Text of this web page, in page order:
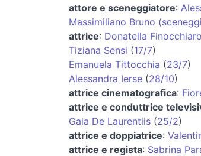
attore e sceneggiatore:
Massimiliano Bruno
attrice: Donatella Finocchiaro
Tiziana Sensi (17/7)
Emanuela Tittocchia (23/7)
Alessandra Ierse(28/10)
attrice cinematografica:
attrice e conduttrice
Gaia De Laurentiis(25/2)
attrice e doppiatrice:
attrice e regista: Sabrina